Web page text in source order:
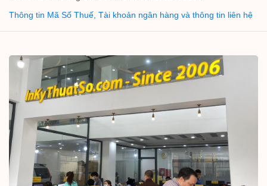
Thông tin Mã Số Thuế, Tài khoản ngân hàng và thông tin liên hệ